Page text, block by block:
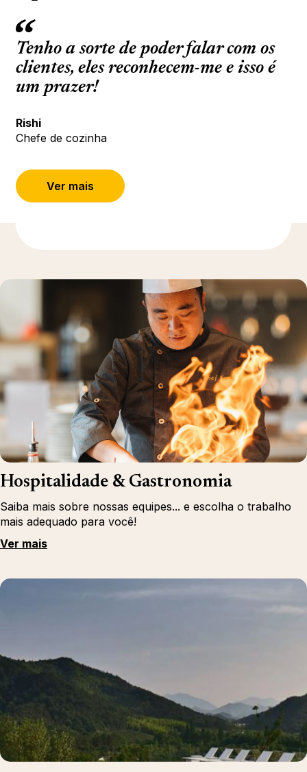
Tenho a sorte de poder falar com os
clientes, eles reconhecem-me e isso é
um prazer!
Rishi
Chefe de cozinha
Ver mais
Hospitalidade & Gastronomia
Saiba mais sobre nossas equipes... e escolha o trabalho
mais adequado para você!
Ver mais